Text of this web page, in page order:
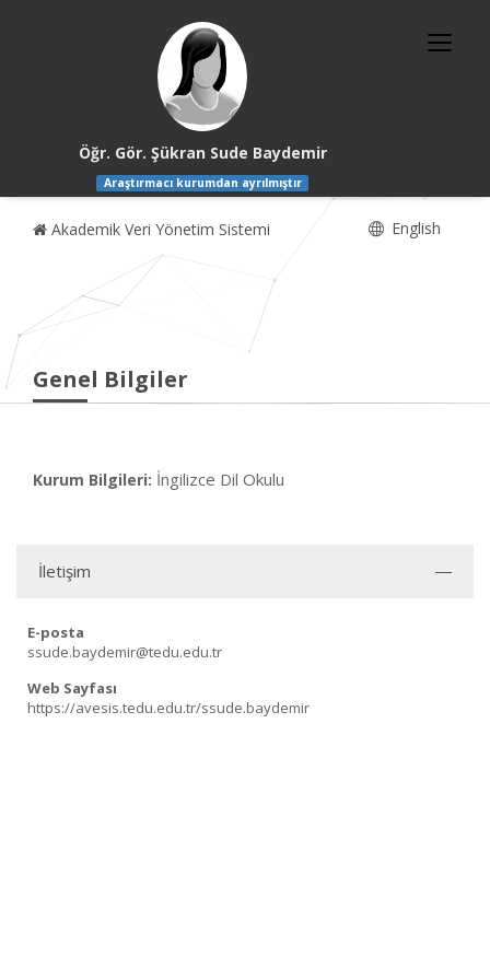
Öğr. Gör. Şükran Sude Baydemir
Araştırmacı kurumdan ayrılmıştır
Akademik Veri Yönetim Sistemi English
Genel Bilgiler
Kurum Bilgileri: İngilizce Dil Okulu
İletişim
E-posta
ssude.baydemir@tedu.edu.tr
Web Sayfası
https://avesis.tedu.edu.tr/ssude.baydemir